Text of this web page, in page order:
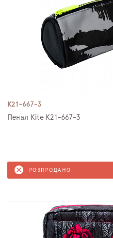
K21-667-3
Пенал Kite K21-667-3
РОЗПРОДАНО